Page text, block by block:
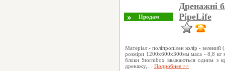
Дренажні
PipeLife
Матеріал - поліпропілен колір -
розміри 1200х600х300мм маса - 8,8 кг
блоки Stormbox вважаються одним з
дренажу,… Подробнее >>